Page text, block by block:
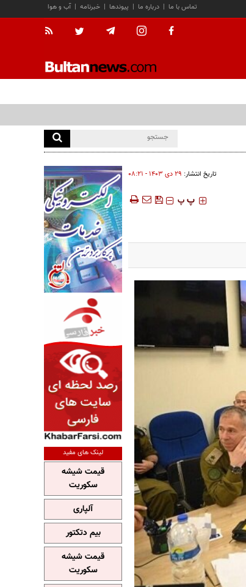
آب و هوا | خبرنامه | پیوندها | درباره ما | تماس با ما
تاریخ انتشار: ۲۹ دی ۱۴۰۳ - ۰۸:۲۱
‍‍‍ پ پ
لینک های مفید
قیمت شیشه
سکوریت
آلپاری
بیم دتکتور
قیمت شیشه
سکوریت